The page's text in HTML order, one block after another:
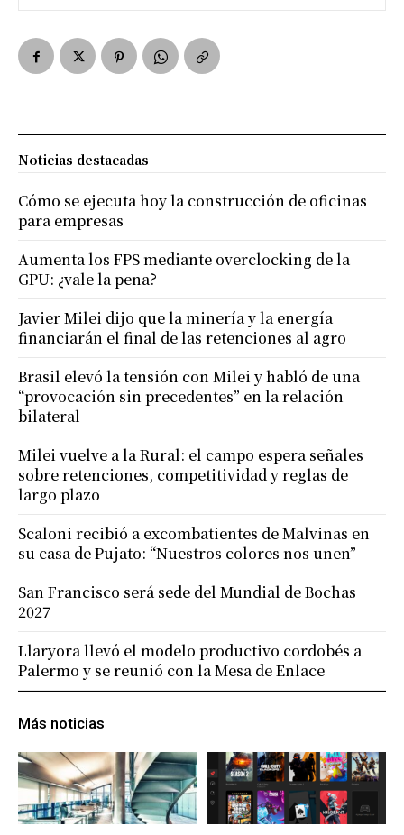
Más noticias
Noticias destacadas
Cómo se ejecuta hoy la construcción de oficinas
para empresas
Aumenta los FPS mediante overclocking de la
GPU: ¿vale la pena?
Javier Milei dijo que la minería y la energía
financiarán el final de las retenciones al agro
Brasil elevó la tensión con Milei y habló de una
“provocación sin precedentes” en la relación
bilateral
Milei vuelve a la Rural: el campo espera señales
sobre retenciones, competitividad y reglas de
largo plazo
Scaloni recibió a excombatientes de Malvinas en
su casa de Pujato: “Nuestros colores nos unen”
San Francisco será sede del Mundial de Bochas
2027
Llaryora llevó el modelo productivo cordobés a
Palermo y se reunió con la Mesa de Enlace